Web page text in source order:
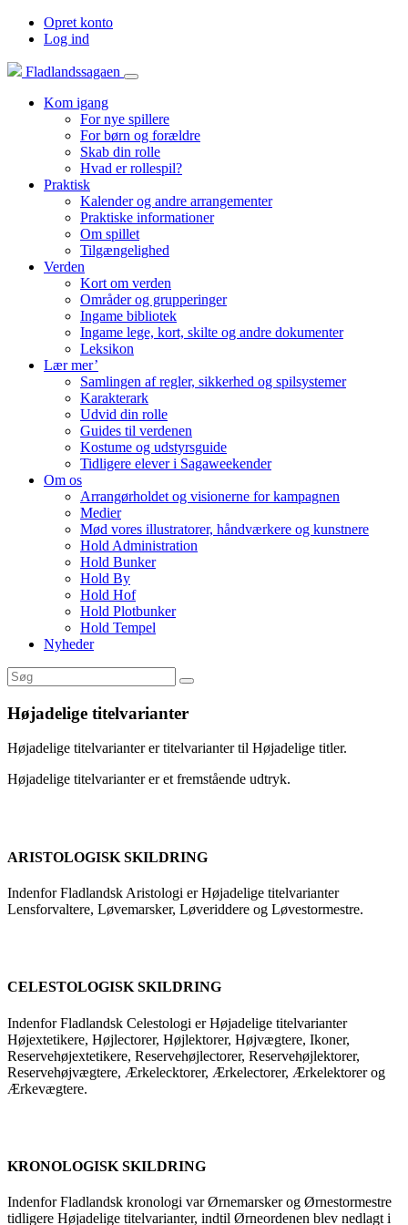
Opret konto
Log ind
Fladlandssagaen
Kom igang
For nye spillere
For børn og forældre
Skab din rolle
Hvad er rollespil?
Praktisk
Kalender og andre arrangementer
Praktiske informationer
Om spillet
Tilgængelighed
Verden
Kort om verden
Områder og grupperinger
Ingame bibliotek
Ingame lege, kort, skilte og andre dokumenter
Leksikon
Lær mer’
Samlingen af regler, sikkerhed og spilsystemer
Karakterark
Udvid din rolle
Guides til verdenen
Kostume og udstyrsguide
Tidligere elever i Sagaweekender
Om os
Arrangørholdet og visionerne for kampagnen
Medier
Mød vores illustratorer, håndværkere og kunstnere
Hold Administration
Hold Bunker
Hold By
Hold Hof
Hold Plotbunker
Hold Tempel
Nyheder
Højadelige titelvarianter
Højadelige titelvarianter er titelvarianter til Højadelige titler.
Højadelige titelvarianter er et fremstående udtryk.
ARISTOLOGISK SKILDRING
Indenfor Fladlandsk Aristologi er Højadelige titelvarianter
Lensforvaltere, Løvemarsker, Løveriddere og Løvestormestre.
CELESTOLOGISK SKILDRING
Indenfor Fladlandsk Celestologi er Højadelige titelvarianter
Højextetikere, Højlectorer, Højlektorer, Højvægtere, Ikoner,
Reservehøjextetikere, Reservehøjlectorer, Reservehøjlektorer,
Reservehøjvægtere, Ærkelecktorer, Ærkelectorer, Ærkelektorer og
Ærkevægtere.
KRONOLOGISK SKILDRING
Indenfor Fladlandsk kronologi var Ørnemarsker og Ørnestormestre
tidligere Højadelige titelvarianter, indtil Ørneordenen blev nedlagt i